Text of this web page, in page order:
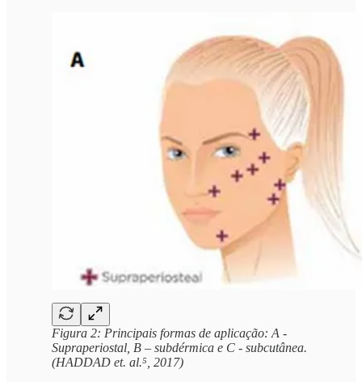
Figura 2: Principais formas de aplicação: A -
Supraperiostal, B – subdérmica e C - subcutânea.
(HADDAD et. al.⁵, 2017)